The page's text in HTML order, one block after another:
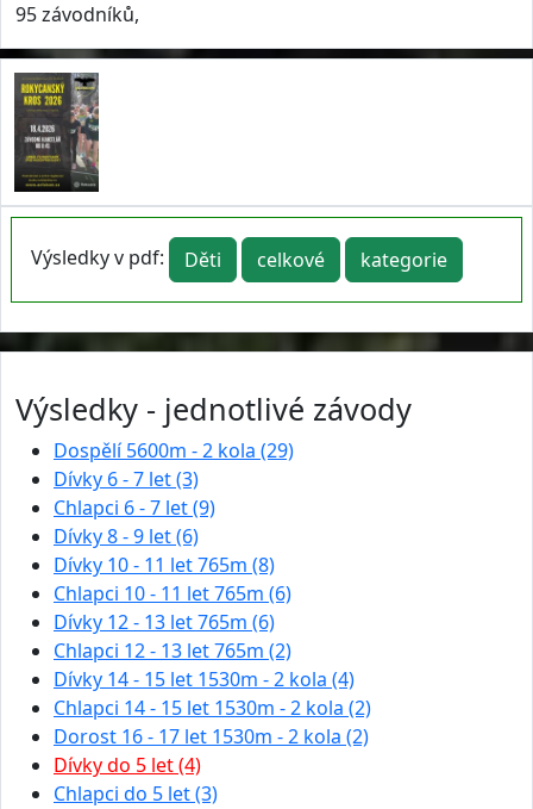
95 závodníků,
Výsledky v pdf: Děti celkové kategorie
Výsledky - jednotlivé závody
Dospělí 5600m - 2 kola (29)
Dívky 6 - 7 let (3)
Chlapci 6 - 7 let (9)
Dívky 8 - 9 let (6)
Dívky 10 - 11 let 765m (8)
Chlapci 10 - 11 let 765m (6)
Dívky 12 - 13 let 765m (6)
Chlapci 12 - 13 let 765m (2)
Dívky 14 - 15 let 1530m - 2 kola (4)
Chlapci 14 - 15 let 1530m - 2 kola (2)
Dorost 16 - 17 let 1530m - 2 kola (2)
Dívky do 5 let (4)
Chlapci do 5 let (3)